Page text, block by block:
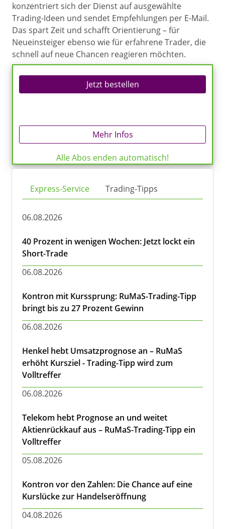
konzentriert sich der Dienst auf ausgewählte
Trading-Ideen und sendet Empfehlungen per E-Mail.
Das spart Zeit und schafft Orientierung – für
Neueinsteiger ebenso wie für erfahrene Trader, die
schnell auf neue Chancen reagieren möchten.
Jetzt bestellen
Mehr Infos
Alle Abos enden automatisch!
Express-Service Trading-Tipps
06.08.2026
40 Prozent in wenigen Wochen: Jetzt lockt ein
Short-Trade
06.08.2026
Kontron mit Kurssprung: RuMaS-Trading-Tipp
bringt bis zu 27 Prozent Gewinn
06.08.2026
Henkel hebt Umsatzprognose an – RuMaS
erhöht Kursziel - Trading-Tipp wird zum
Volltreffer
06.08.2026
Telekom hebt Prognose an und weitet
Aktienrückkauf aus – RuMaS-Trading-Tipp ein
Volltreffer
05.08.2026
Kontron vor den Zahlen: Die Chance auf eine
Kurslücke zur Handelseröffnung
04.08.2026